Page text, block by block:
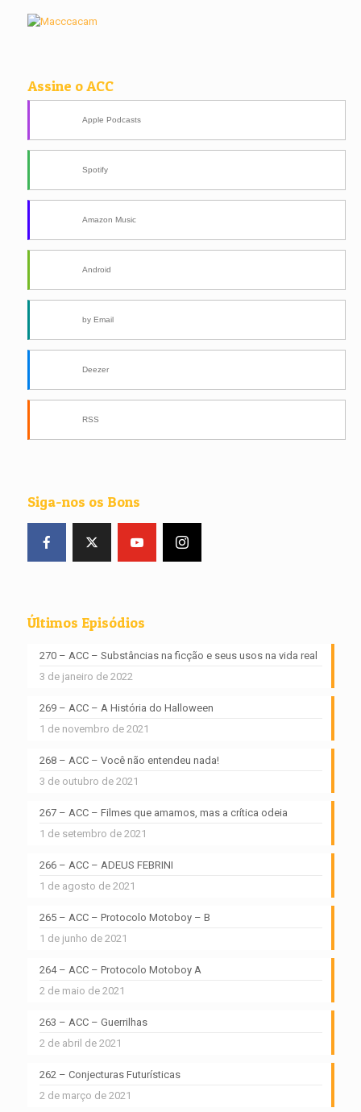
Assine o ACC
Apple Podcasts
Spotify
Amazon Music
Android
by Email
Deezer
RSS
Siga-nos os Bons
Últimos Episódios
270 – ACC – Substâncias na ficção e seus usos na vida real
3 de janeiro de 2022
269 – ACC – A História do Halloween
1 de novembro de 2021
268 – ACC – Você não entendeu nada!
3 de outubro de 2021
267 – ACC – Filmes que amamos, mas a crítica odeia
1 de setembro de 2021
266 – ACC – ADEUS FEBRINI
1 de agosto de 2021
265 – ACC – Protocolo Motoboy – B
1 de junho de 2021
264 – ACC – Protocolo Motoboy A
2 de maio de 2021
263 – ACC – Guerrilhas
2 de abril de 2021
262 – Conjecturas Futurísticas
2 de março de 2021